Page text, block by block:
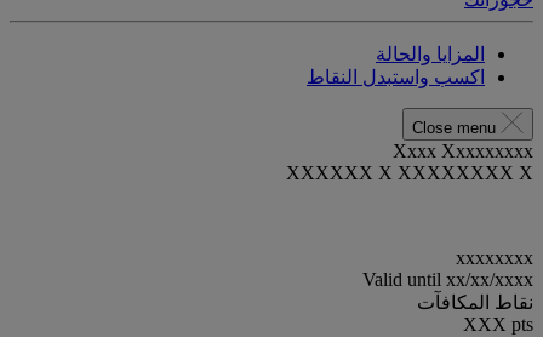
المزايا والحالة
اكسب واستبدل النقاط
Close menu
Xxxx Xxxxxxxxx
XXXXXX X XXXXXXXX X
xxxxxxxx
Valid until xx/xx/xxxx
نقاط المكافآت
XXX pts